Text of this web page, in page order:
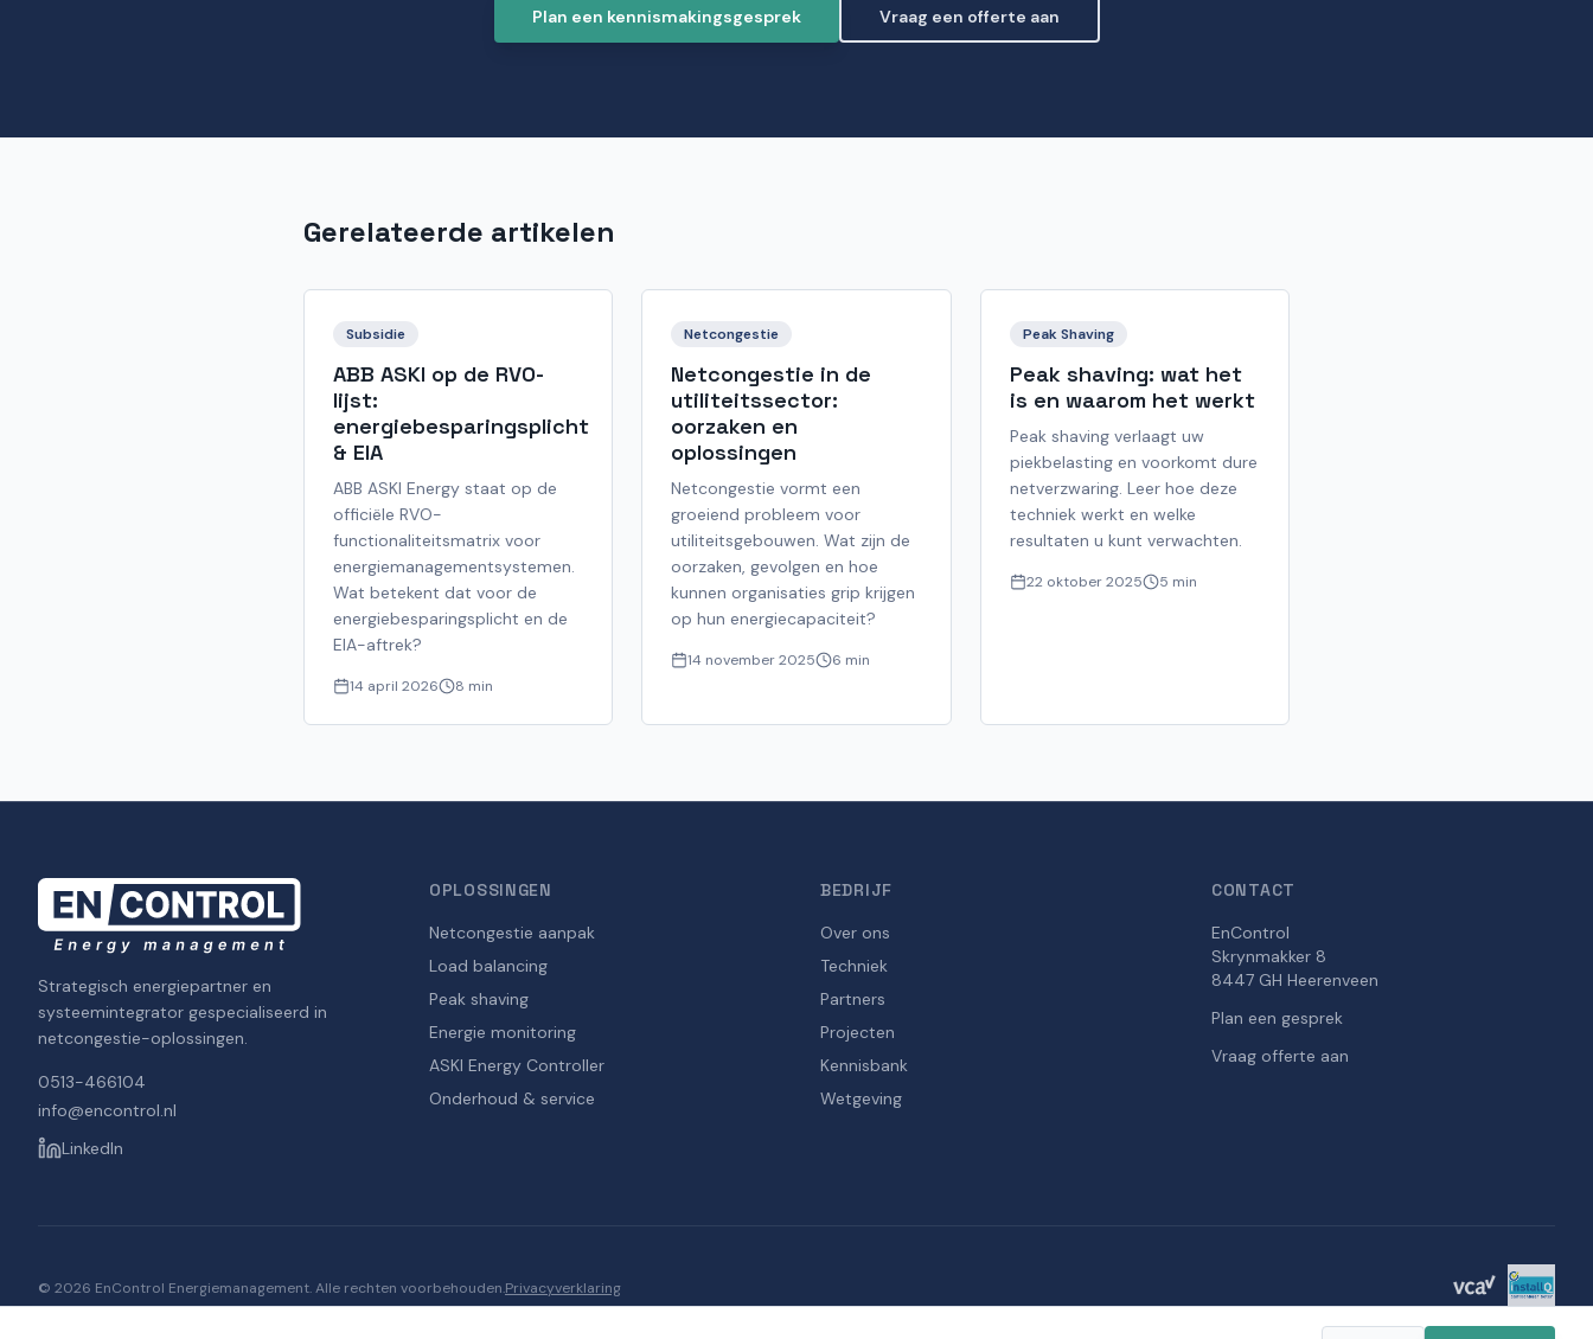
Plan een kennismakingsgesprek Vraag een offerte aan
Gerelateerde artikelen
Subsidie
ABB ASKI op de RVO-
lijst:
energiebesparingsplicht
& EIA
ABB ASKI Energy staat op de
officiële RVO-
functionaliteitsmatrix voor
energiemanagementsystemen.
Wat betekent dat voor de
energiebesparingsplicht en de
EIA-aftrek?
14 april 2026 8 min
Netcongestie
Netcongestie in de
utiliteitssector:
oorzaken en
oplossingen
Netcongestie vormt een
groeiend probleem voor
utiliteitsgebouwen. Wat zijn de
oorzaken, gevolgen en hoe
kunnen organisaties grip krijgen
op hun energiecapaciteit?
14 november 2025 6 min
Peak Shaving
Peak shaving: wat het
is en waarom het werkt
Peak shaving verlaagt uw
piekbelasting en voorkomt dure
netverzwaring. Leer hoe deze
techniek werkt en welke
resultaten u kunt verwachten.
22 oktober 2025 5 min
Strategisch energiepartner en
systeemintegrator gespecialiseerd in
netcongestie-oplossingen.
0513-466104
info@encontrol.nl
LinkedIn
OPLOSSINGEN
Netcongestie aanpak
Load balancing
Peak shaving
Energie monitoring
ASKI Energy Controller
Onderhoud & service
BEDRIJF
Over ons
Techniek
Partners
Projecten
Kennisbank
Wetgeving
CONTACT
EnControl
Skrynmakker 8
8447 GH Heerenveen
Plan een gesprek
Vraag offerte aan
© 2026 EnControl Energiemanagement. Alle rechten voorbehouden.Privacyverklaring